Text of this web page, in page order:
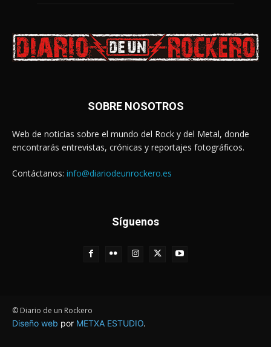
SOBRE NOSOTROS
Web de noticias sobre el mundo del Rock y del Metal, donde
encontrarás entrevistas, crónicas y reportajes fotográficos.
Contáctanos: info@diariodeunrockero.es
Síguenos
© Diario de un Rockero
Diseño web por METXA ESTUDIO.